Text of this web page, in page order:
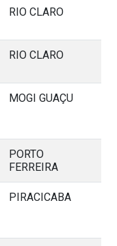
RIO CLARO
RIO CLARO
MOGI GUAÇU
PORTO
FERREIRA
PIRACICABA